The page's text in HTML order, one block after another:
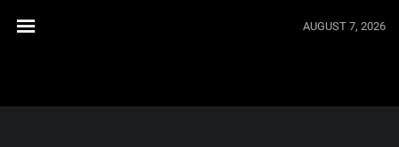
AUGUST 7, 2026